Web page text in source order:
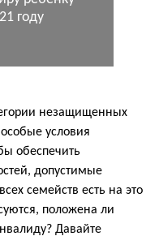
году
незащищенных
условия
обеспечить
допустимые
семейств есть на это
положена ли
Давайте